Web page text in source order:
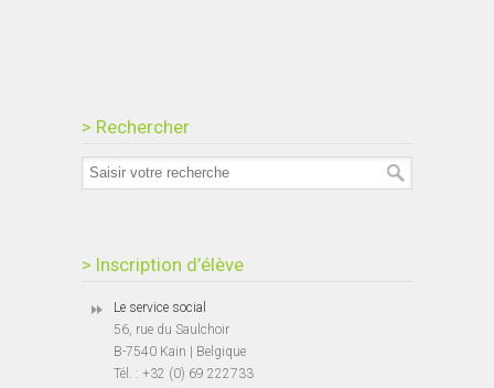
> Rechercher
> Inscription d’élève
Le service social
56, rue du Saulchoir
B-7540 Kain | Belgique
Tél. : +32 (0) 69 222733